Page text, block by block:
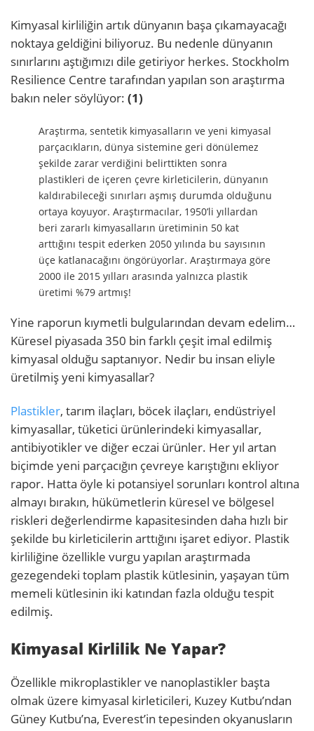
Kimyasal kirliliğin artık dünyanın başa çıkamayacağı
noktaya geldiğini biliyoruz. Bu nedenle dünyanın
sınırlarını aştığımızı dile getiriyor herkes. Stockholm
Resilience Centre tarafından yapılan son araştırma
bakın neler söylüyor: (1)
Araştırma, sentetik kimyasalların ve yeni kimyasal
parçacıkların, dünya sistemine geri dönülemez
şekilde zarar verdiğini belirttikten sonra
plastikleri de içeren çevre kirleticilerin, dünyanın
kaldırabileceği sınırları aşmış durumda olduğunu
ortaya koyuyor. Araştırmacılar, 1950’li yıllardan
beri zararlı kimyasalların üretiminin 50 kat
arttığını tespit ederken 2050 yılında bu sayısının
üçe katlanacağını öngörüyorlar. Araştırmaya göre
2000 ile 2015 yılları arasında yalnızca plastik
üretimi %79 artmış!
Yine raporun kıymetli bulgularından devam edelim…
Küresel piyasada 350 bin farklı çeşit imal edilmiş
kimyasal olduğu saptanıyor. Nedir bu insan eliyle
üretilmiş yeni kimyasallar?
Plastikler, tarım ilaçları, böcek ilaçları, endüstriyel
kimyasallar, tüketici ürünlerindeki kimyasallar,
antibiyotikler ve diğer eczai ürünler. Her yıl artan
biçimde yeni parçacığın çevreye karıştığını ekliyor
rapor. Hatta öyle ki potansiyel sorunları kontrol altına
almayı bırakın, hükümetlerin küresel ve bölgesel
riskleri değerlendirme kapasitesinden daha hızlı bir
şekilde bu kirleticilerin arttığını işaret ediyor. Plastik
kirliliğine özellikle vurgu yapılan araştırmada
gezegendeki toplam plastik kütlesinin, yaşayan tüm
memeli kütlesinin iki katından fazla olduğu tespit
edilmiş.
Kimyasal Kirlilik Ne Yapar?
Özellikle mikroplastikler ve nanoplastikler başta
olmak üzere kimyasal kirleticileri, Kuzey Kutbu’ndan
Güney Kutbu’na, Everest’in tepesinden okyanusların